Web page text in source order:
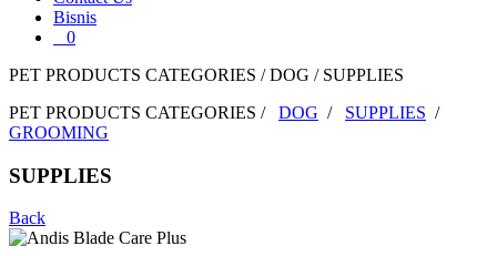
Bisnis
0
PET PRODUCTS CATEGORIES / DOG / SUPPLIES
PET PRODUCTS CATEGORIES / DOG / SUPPLIES /
GROOMING
SUPPLIES
Back